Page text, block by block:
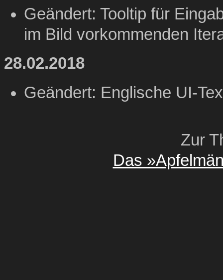
Geändert: Tooltip für
im Bild vorkommenden
28.02.2018
Geändert: Englische UI-
Zur
Das